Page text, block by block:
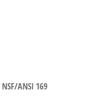
ANSI 169